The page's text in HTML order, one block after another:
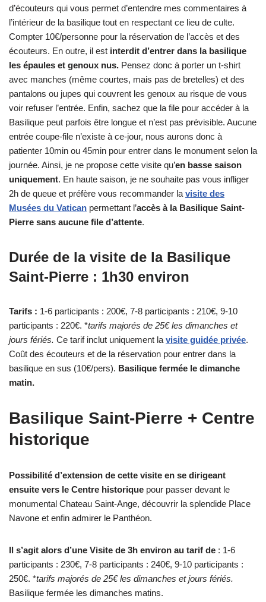
d’écouteurs qui vous permet d’entendre mes commentaires à
l’intérieur de la basilique tout en respectant ce lieu de culte.
Compter 10€/personne pour la réservation de l’accès et des
écouteurs. En outre, il est interdit d’entrer dans la basilique
les épaules et genoux nus. Pensez donc à porter un t-shirt
avec manches (même courtes, mais pas de bretelles) et des
pantalons ou jupes qui couvrent les genoux au risque de vous
voir refuser l’entrée. Enfin, sachez que la file pour accéder à la
Basilique peut parfois être longue et n’est pas prévisible. Aucune
entrée coupe-file n’existe à ce-jour, nous aurons donc à
patienter 10min ou 45min pour entrer dans le monument selon la
journée. Ainsi, je ne propose cette visite qu’en basse saison
uniquement. En haute saison, je ne souhaite pas vous infliger
2h de queue et préfère vous recommander la visite des
Musées du Vatican permettant l’accès à la Basilique Saint-
Pierre sans aucune file d’attente.
Durée de la visite de la Basilique
Saint-Pierre : 1h30 environ
Tarifs : 1-6 participants : 200€, 7-8 participants : 210€, 9-10
participants : 220€. *tarifs majorés de 25€ les dimanches et
jours fériés. Ce tarif inclut uniquement la visite guidée privée.
Coût des écouteurs et de la réservation pour entrer dans la
basilique en sus (10€/pers). Basilique fermée le dimanche
matin.
Basilique Saint-Pierre + Centre
historique
Possibilité d’extension de cette visite en se dirigeant
ensuite vers le Centre historique pour passer devant le
monumental Chateau Saint-Ange, découvrir la splendide Place
Navone et enfin admirer le Panthéon.
Il s’agit alors d’une Visite de 3h environ au tarif de : 1-6
participants : 230€, 7-8 participants : 240€, 9-10 participants :
250€. *tarifs majorés de 25€ les dimanches et jours fériés.
Basilique fermée les dimanches matins.